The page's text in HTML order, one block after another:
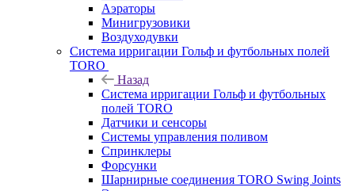
Аэраторы
Минигрузовики
Воздуходувки
Система ирригации Гольф и футбольных полей
TORO
Назад
Система ирригации Гольф и футбольных
полей TORO
Датчики и сенсоры
Системы управления поливом
Спринклеры
Форсунки
Шарнирные соединения TORO Swing Joints